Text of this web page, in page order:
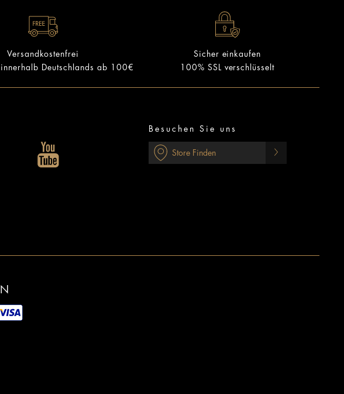
Versandkostenfrei
innerhalb Deutschlands ab 100€
Sicher einkaufen
100% SSL verschlüsselt
Besuchen Sie uns